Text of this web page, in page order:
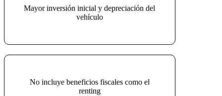
Mayor inversión inicial y depreciación del
vehículo
No incluye beneficios fiscales como el
renting